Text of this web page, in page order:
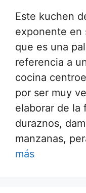
Este kuchen
exponente en
que es una
referencia a
cocina
por ser muy
elaborar de la
duraznos,
manzanas,
más